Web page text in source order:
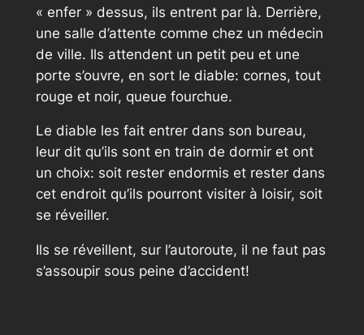
« enfer » dessus, ils entrent par là. Derrière,
une salle d’attente comme chez un médecin
de ville. Ils attendent un petit peu et une
porte s’ouvre, en sort le diable: cornes, tout
rouge et noir, queue fourchue.
Le diable les fait entrer dans son bureau,
leur dit qu’ils sont en train de dormir et ont
un choix: soit rester endormis et rester dans
cet endroit qu’ils pourront visiter à loisir, soit
se réveiller.
Ils se réveillent, sur l’autoroute, il ne faut pas
s’assoupir sous peine d’accident!